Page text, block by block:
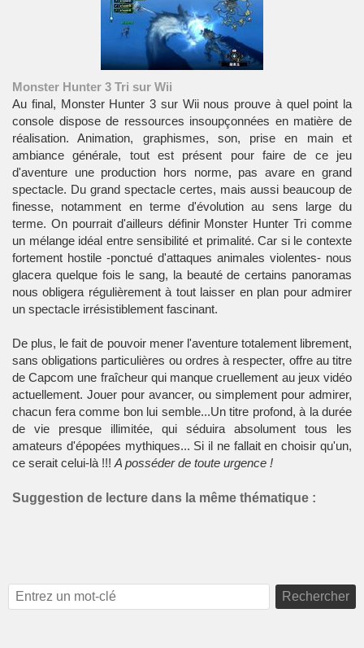
Monster Hunter 3 Tri sur Wii
Au final, Monster Hunter 3 sur Wii nous prouve à quel point la
console dispose de ressources insoupçonnées en matière de
réalisation. Animation, graphismes, son, prise en main et
ambiance générale, tout est présent pour faire de ce jeu
d'aventure une production hors norme, pas avare en grand
spectacle. Du grand spectacle certes, mais aussi beaucoup de
finesse, notamment en terme d'évolution au sens large du
terme. On pourrait d'ailleurs définir Monster Hunter Tri comme
un mélange idéal entre sensibilité et primalité. Car si le contexte
fortement hostile -ponctué d'attaques animales violentes- nous
glacera quelque fois le sang, la beauté de certains panoramas
nous obligera régulièrement à tout laisser en plan pour admirer
un spectacle irrésistiblement fascinant.
De plus, le fait de pouvoir mener l'aventure totalement librement,
sans obligations particulières ou ordres à respecter, offre au titre
deCapcom une fraîcheur qui manque cruellement au jeux vidéo
actuellement. Jouer pour avancer, ou simplement pour admirer,
chacun fera comme bon lui semble...Un titre profond, à la durée
de vie presque illimitée, qui séduira absolument tous les
amateurs d'épopées mythiques... Si il ne fallait en choisir qu'un,
ce serait celui-là !!! A posséder de toute urgence !
Suggestion de lecture dans la même thématique :
Rechercher